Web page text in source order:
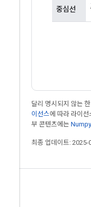
중심선
달리 명시되지 않는
이선스에 따라 라이
부 콘텐츠에는
최종 업데이트: 2025-